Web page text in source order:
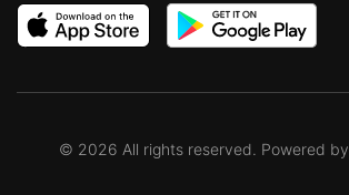
© 2026 All rights reserved. Powered by